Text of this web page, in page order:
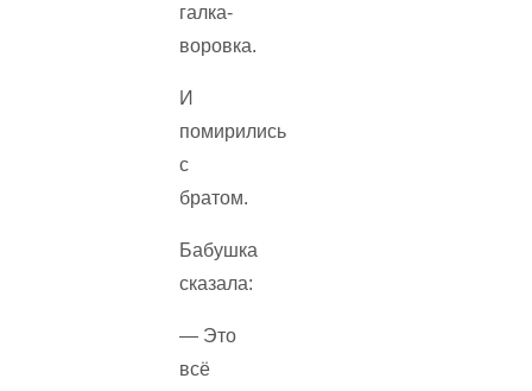
галка-
воровка.
И
помирились
с
братом.
Бабушка
сказала:
— Это
всё